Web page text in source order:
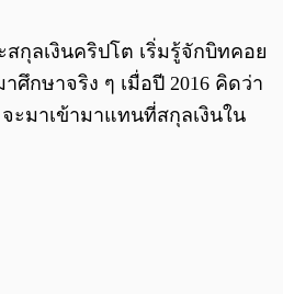
กุลเงินคริปโต เริ่มรู้จักบิทคอย
ศึกษาจริง ๆ เมื่อปี 2016 คิดว่า
ะมาเข้ามาแทนที่สกุลเงินใน